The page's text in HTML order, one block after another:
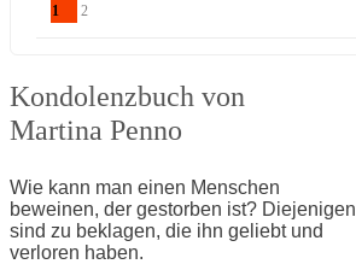
1
2
Kondolenzbuch von
Martina Penno
Wie kann man einen Menschen
beweinen, der gestorben ist? Diejenigen
sind zu beklagen, die ihn geliebt und
verloren haben.